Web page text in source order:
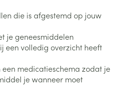
die is afgestemd op jouw
je geneesmiddelen
een volledig overzicht heeft
medicatieschema zodat je
je wanneer moet